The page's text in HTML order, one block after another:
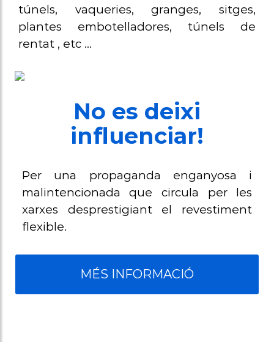
túnels, vaqueries, granges, sitges,
plantes embotelladores, túnels de
rentat , etc ...
No es deixi
influenciar!
Per una propaganda enganyosa i
malintencionada que circula per les
xarxes desprestigiant el revestiment
flexible.
MÉS INFORMACIÓ